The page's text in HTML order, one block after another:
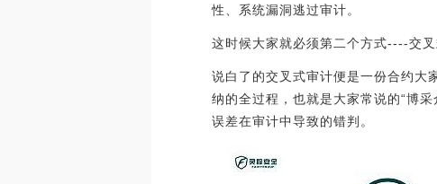
性、系统漏洞逃过审计。
这时候大家就必须第二个方式----交叉
说白了的交叉式审计便是一份合约大
纳的全过程，也就是大家常说的“博
误差在审计中导致的错判。